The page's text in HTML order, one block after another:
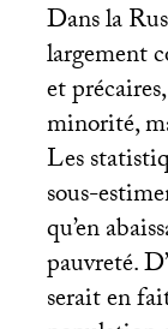
Dans la
largement
et
minorité,
Les
sous-
qu’en
pauvreté.
serait en